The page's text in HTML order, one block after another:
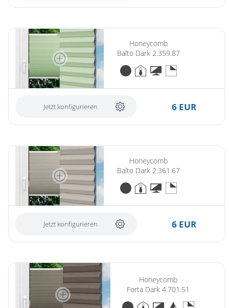
Honeycomb
Balto Dark 2.359.87
Jetzt konfigurieren 6 EUR
Honeycomb
Balto Dark 2.361.67
Jetzt konfigurieren 6 EUR
Honeycomb
Forta Dark 4.701.51